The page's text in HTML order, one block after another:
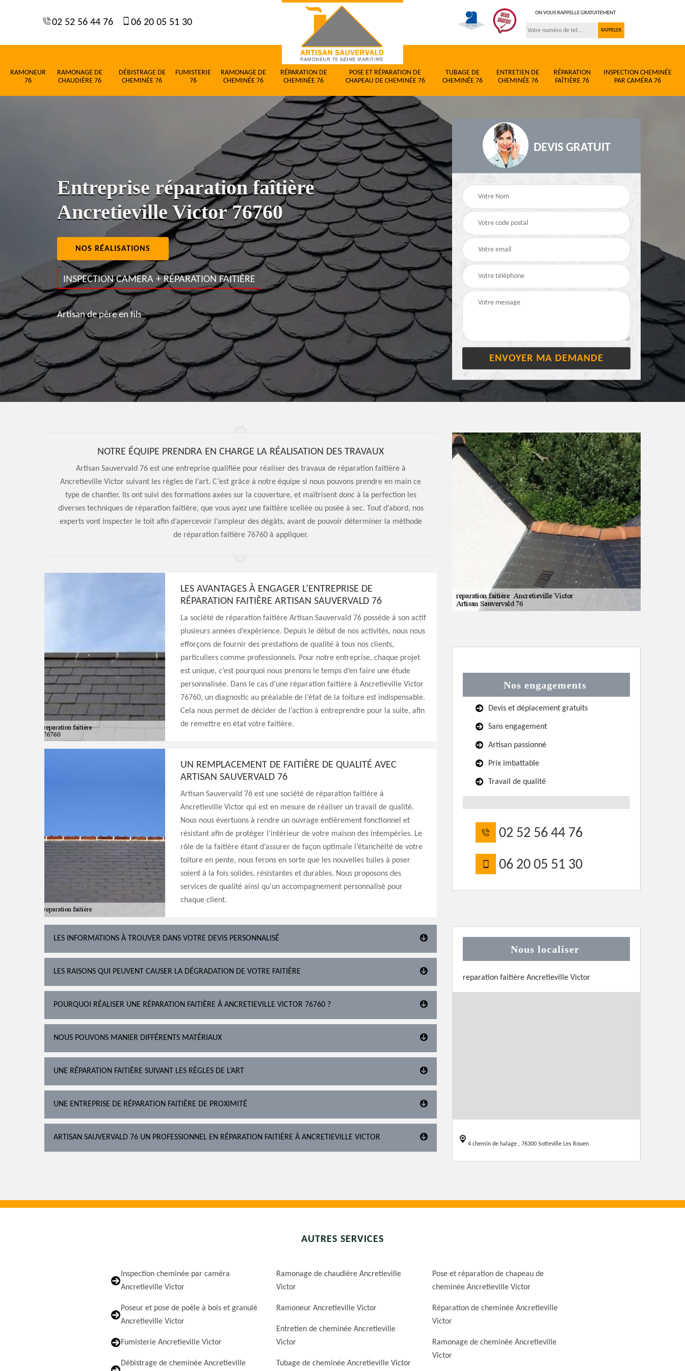
02 52 56 44 76 06 20 05 51 30
ON VOUS RAPPELLE GRATUITEMENT
RAMONEUR
76
RAMONAGE DE
CHAUDIÈRE 76
DÉBISTRAGE DE
CHEMINÉE 76
FUMISTERIE
76
RAMONAGE DE
CHEMINÉE 76
RÉPARATION DE
CHEMINÉE 76
POSE ET RÉPARATION DE
CHAPEAU DE CHEMINÉE 76
TUBAGE DE
CHEMINÉE 76
ENTRETIEN DE
CHEMINÉE 76
RÉPARATION
FAÎTIÈRE 76
INSPECTION CHEMINÉE
PAR CAMÉRA 76
Entreprise réparation faîtière
Ancretieville Victor 76760
NOS RÉALISATIONS
INSPECTION CAMERA + RÉPARATION FAITIÈRE
Artisan de père en fils
DEVIS GRATUIT
NOTRE ÉQUIPE PRENDRA EN CHARGE LA RÉALISATION DES TRAVAUX
Artisan Sauvervald 76 est une entreprise qualifiée pour réaliser des travaux de réparation faitière à
Ancretieville Victor suivant les règles de l’art. C’est grâce à notre équipe si nous pouvons prendre en main ce
type de chantier. Ils ont suivi des formations axées sur la couverture, et maîtrisent donc à la perfection les
diverses techniques de réparation faitière, que vous ayez une faitière scellée ou posée à sec. Tout d’abord, nos
experts vont inspecter le toit afin d’apercevoir l’ampleur des dégâts, avant de pouvoir déterminer la méthode
de réparation faitière 76760 à appliquer.
LES AVANTAGES À ENGAGER L’ENTREPRISE DE
RÉPARATION FAITIÈRE ARTISAN SAUVERVALD 76
La société de réparation faitière Artisan Sauvervald 76 possède à son actif
plusieurs années d’expérience. Depuis le début de nos activités, nous nous
efforçons de fournir des prestations de qualité à tous nos clients,
particuliers comme professionnels. Pour notre entreprise, chaque projet
est unique, c’est pourquoi nous prenons le temps d’en faire une étude
personnalisée. Dans le cas d’une réparation faitière à Ancretieville Victor
76760, un diagnostic au préalable de l’état de la toiture est indispensable.
Cela nous permet de décider de l’action à entreprendre pour la suite, afin
de remettre en état votre faitière.
UN REMPLACEMENT DE FAITIÈRE DE QUALITÉ AVEC
ARTISAN SAUVERVALD 76
Artisan Sauvervald 76 est une société de réparation faitière à
Ancretieville Victor qui est en mesure de réaliser un travail de qualité.
Nous nous évertuons à rendre un ouvrage entièrement fonctionnel et
résistant afin de protéger l’intérieur de votre maison des intempéries. Le
rôle de la faitière étant d’assurer de façon optimale l’étanchéité de votre
toiture en pente, nous ferons en sorte que les nouvelles tuiles à poser
soient à la fois solides, résistantes et durables. Nous proposons des
services de qualité ainsi qu’un accompagnement personnalisé pour
chaque client.
LES INFORMATIONS À TROUVER DANS VOTRE DEVIS PERSONNALISÉ
LES RAISONS QUI PEUVENT CAUSER LA DÉGRADATION DE VOTRE FAITIÈRE
POURQUOI RÉALISER UNE RÉPARATION FAITIÈRE À ANCRETIEVILLE VICTOR 76760 ?
NOUS POUVONS MANIER DIFFÉRENTS MATÉRIAUX
UNE RÉPARATION FAITIÈRE SUIVANT LES RÈGLES DE L’ART
UNE ENTREPRISE DE RÉPARATION FAITIÈRE DE PROXIMITÉ
ARTISAN SAUVERVALD 76 UN PROFESSIONNEL EN RÉPARATION FAITIÈRE À ANCRETIEVILLE VICTOR
Nos engagements
Devis et déplacement gratuits
Sans engagement
Artisan passionné
Prix imbattable
Travail de qualité
02 52 56 44 76
06 20 05 51 30
Nous localiser
reparation faitière Ancretieville Victor
4 chemin de halage , 76300 Sotteville Les Rouen
AUTRES SERVICES
Inspection cheminée par caméra
Ancretieville Victor
Poseur et pose de poêle à bois et granulé
Ancretieville Victor
Fumisterie Ancretieville Victor
Débistrage de cheminée Ancretieville
Ramonage de chaudière Ancretieville
Victor
Ramoneur Ancretieville Victor
Entretien de cheminée Ancretieville
Victor
Tubage de cheminée Ancretieville Victor
Pose et réparation de chapeau de
cheminée Ancretieville Victor
Réparation de cheminée Ancretieville
Victor
Ramonage de cheminée Ancretieville
Victor